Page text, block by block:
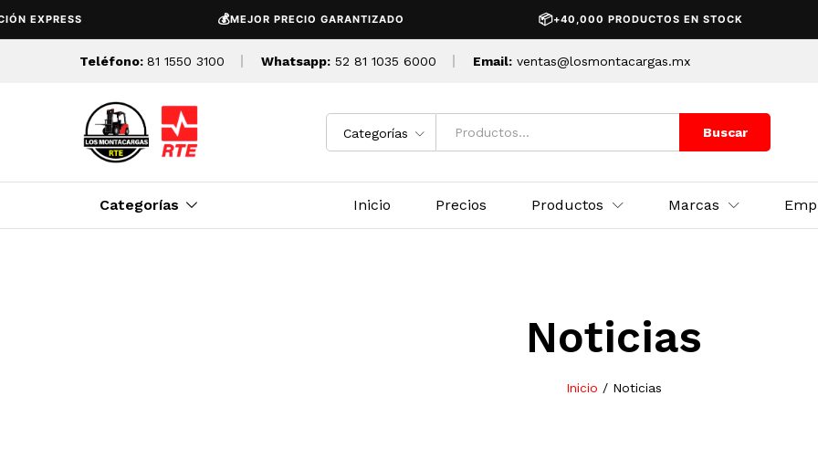
MEJOR PRECIO GARANTIZADO +40,000 PRODUCTOS EN STOCK
Teléfono: 81 1550 3100 Whatsapp: 52 81 1035 6000 Email: ventas@losmontacargas.mx
Categorías Buscar
Categorías Inicio Precios Productos Marcas
Noticias
Inicio / Noticias